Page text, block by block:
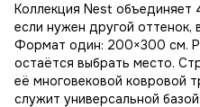
Коллекция Nest объединяет
если нужен другой оттенок,
Формат один: 200×300 см.
остаётся выбрать место.
её многовековой ковровой
служит универсальной